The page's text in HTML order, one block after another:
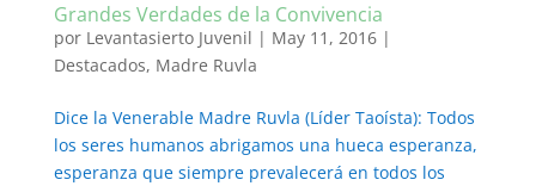
Grandes Verdades de la Convivencia
por Levantasierto Juvenil | May 11, 2016|
Destacados, Madre Ruvla
Dice la Venerable Madre Ruvla (Líder Taoísta): Todos
los seres humanos abrigamos una hueca esperanza,
esperanza que siempre prevalecerá en todos los